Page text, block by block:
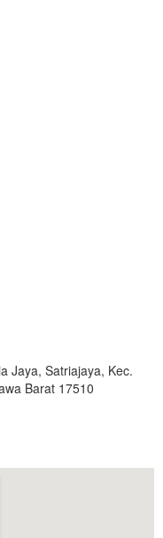
Jaya, Satriajaya, Kec.
Barat 17510